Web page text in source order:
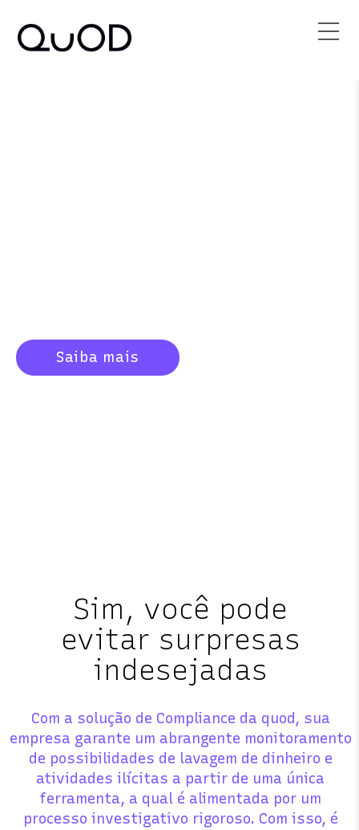
Saiba mais
Sim, você pode
evitar surpresas
indesejadas
Com a solução de Compliance da quod, sua
empresa garante um abrangente monitoramento
de possibilidades de lavagem de dinheiro e
atividades ilícitas a partir de uma única
ferramenta, a qual é alimentada por um
processo investigativo rigoroso. Com isso, é